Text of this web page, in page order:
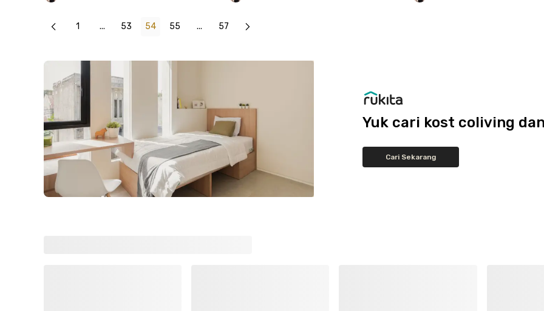
1 ... 53 54 55 ... 57
Yuk cari kost coliving
Cari Sekarang